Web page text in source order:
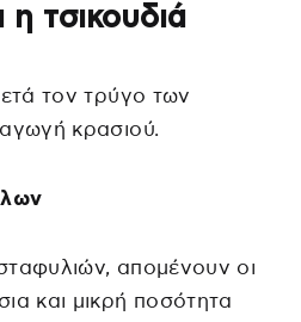
τσικουδιά
τον τρύγο των
κρασιού.
απομένουν οι
και μικρή ποσότητα